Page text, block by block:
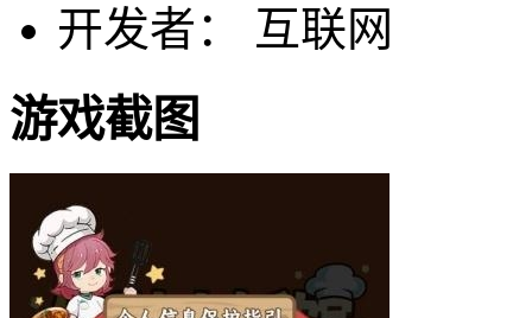
开发者： 互联网
游戏截图